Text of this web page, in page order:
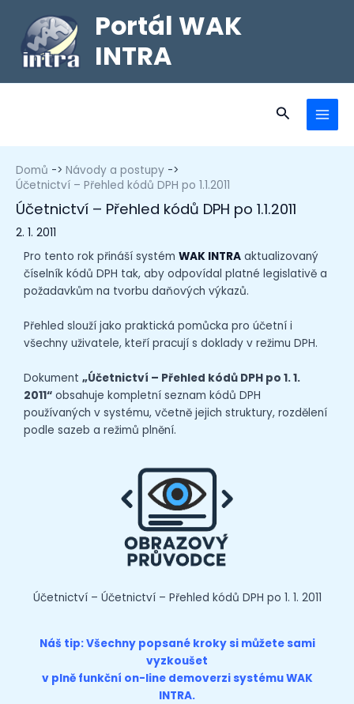
Portál WAK
INTRA
Domů
Návody a postupy
Účetnictví – Přehled kódů DPH po 1.1.2011
Účetnictví – Přehled kódů DPH po 1.1.2011
2. 1. 2011
Pro tento rok přináší systém WAK INTRA aktualizovaný
číselník kódů DPH tak, aby odpovídal platné legislativě a
požadavkům na tvorbu daňových výkazů.
Přehled slouží jako praktická pomůcka pro účetní i
všechny uživatele, kteří pracují s doklady v režimu DPH.
Dokument „Účetnictví – Přehled kódů DPH po 1. 1.
2011“ obsahuje kompletní seznam kódů DPH
používaných v systému, včetně jejich struktury, rozdělení
podle sazeb a režimů plnění.
Účetnictví – Účetnictví – Přehled kódů DPH po 1. 1. 2011
Náš tip: Všechny popsané kroky si můžete sami
vyzkoušet
v plně funkční on-line demoverzisystému WAK
INTRA.